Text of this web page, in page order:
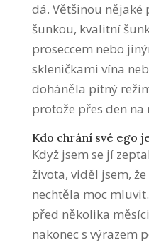
dá. Většinou nějaké
šunkou, kvalitní
proseccem nebo
skleničkami vína
doháněla pitný
protože přes den
Kdo chrání své ego
Když jsem se jí
života, viděl jsem,
nechtěla moc
před několika
nakonec s výrazem